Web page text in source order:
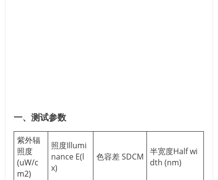
一、测试参数
紫外辐
照度
(uW/c
m2)
照度Illumi
nance E(l
x)
色容差 SDCM
半宽度Half wi
dth (nm)